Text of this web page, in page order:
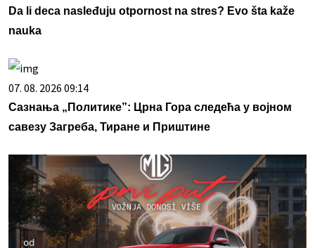
Da li deca nasleđuju otpornost na stres? Evo šta kaže
nauka
07. 08. 2026 09:14
Сазнања „Политике”: Црна Гора следећа у војном
савезу Загреба, Тиране и Приштине